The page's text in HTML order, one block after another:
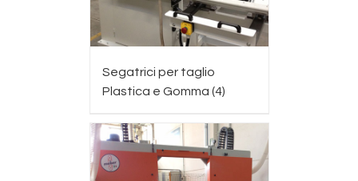
Segatrici per taglio
Plastica e Gomma (4)